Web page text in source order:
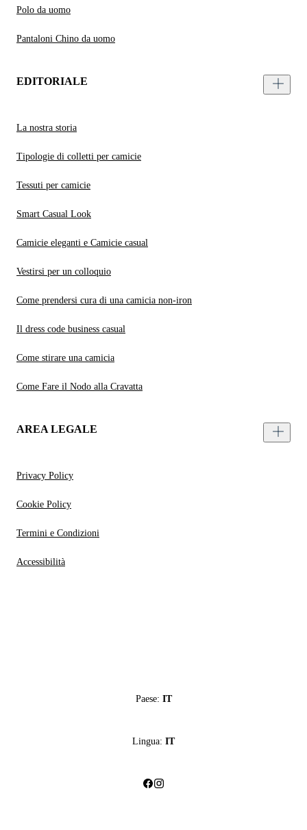
Polo da uomo
Pantaloni Chino da uomo
EDITORIALE
La nostra storia
Tipologie di colletti per camicie
Tessuti per camicie
Smart Casual Look
Camicie eleganti e Camicie casual
Vestirsi per un colloquio
Come prendersi cura di una camicia non-iron
Il dress code business casual
Come stirare una camicia
Come Fare il Nodo alla Cravatta
AREA LEGALE
Privacy Policy
Cookie Policy
Termini e Condizioni
Accessibilità
Paese: IT
Lingua: IT